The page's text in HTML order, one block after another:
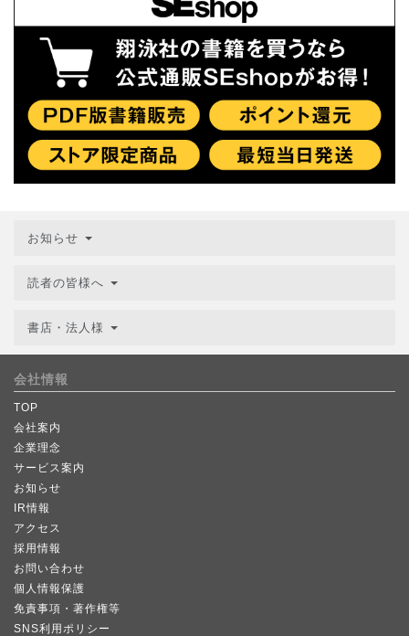
お知らせ
読者の皆様へ
書店・法人様
会社情報
TOP
会社案内
企業理念
サービス案内
お知らせ
IR情報
アクセス
採用情報
お問い合わせ
個人情報保護
免責事項・著作権等
SNS利用ポリシー